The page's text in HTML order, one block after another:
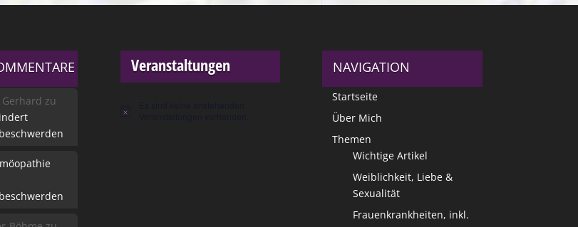
zu
Veranstaltungen
Hinweis
NAVIGATION
Startseite
Über Mich
Themen
Wichtige Artikel
Weiblichkeit, Liebe &
Sexualität
Frauenkrankheiten, inkl.